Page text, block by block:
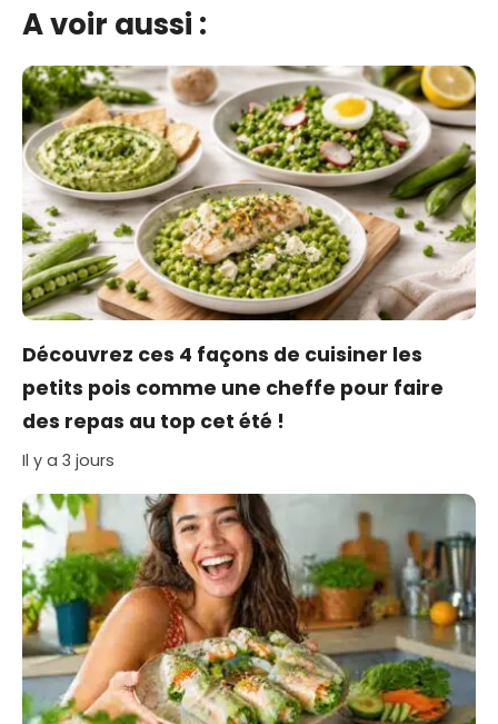
A voir aussi :
Découvrez ces 4 façons de cuisiner les
petits pois comme une cheffe pour faire
des repas au top cet été !
Il y a 3 jours